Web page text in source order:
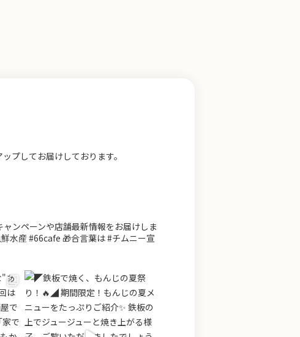
プしてお届けしております。
ンペーンや店舗最新情報をお届けしま
水産 #66cafe 🎁合言葉は #チムニー宣